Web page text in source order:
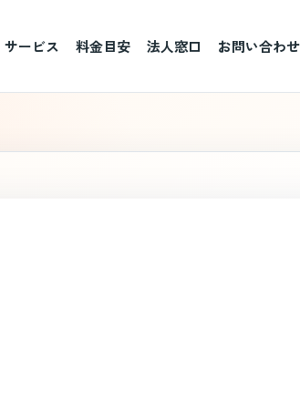
サービス 料金目安 法人窓口 お問い合わせ